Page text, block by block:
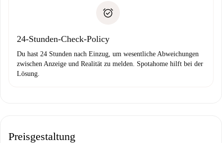
24-Stunden-Check-Policy
Du hast 24 Stunden nach Einzug, um wesentliche Abweichungen
zwischen Anzeige und Realität zu melden. Spotahome hilft bei der
Lösung.
Preisgestaltung